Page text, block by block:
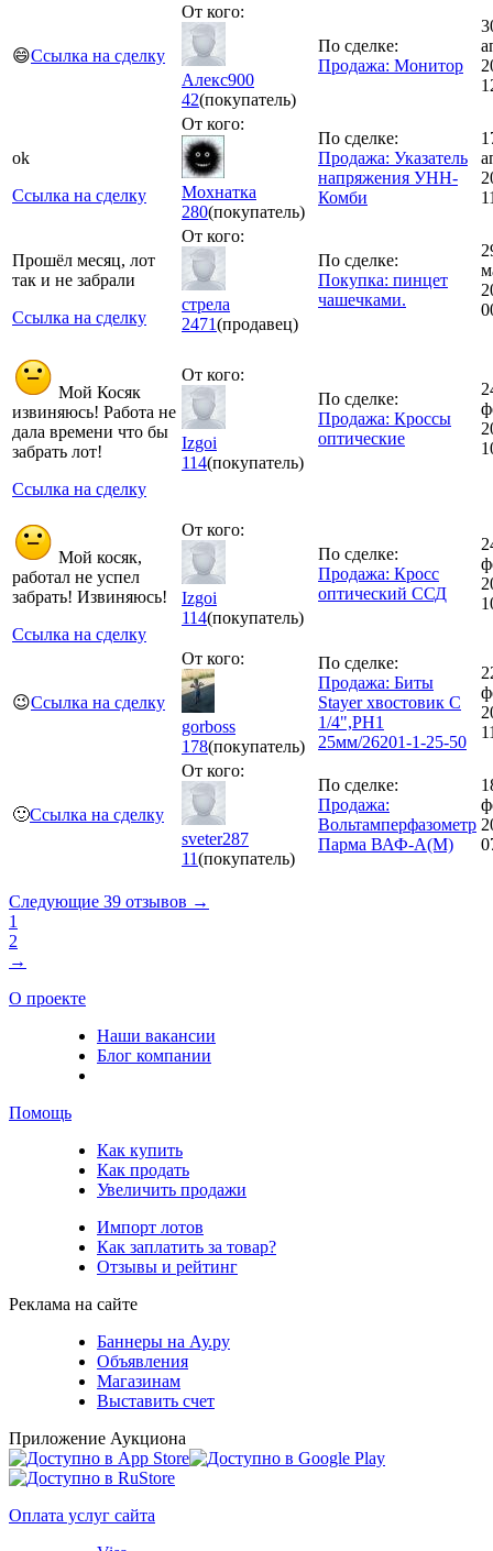
😄Ссылка на сделку
От кого:
Алекс900
42(покупатель)
По сделке:
Продажа: Монитор
ok
Ссылка на сделку
От кого:
Мохнатка
280(покупатель)
По сделке:
Продажа: Указатель
напряжения УНН-
Комби
Прошёл месяц, лот
так и не забрали
Ссылка на сделку
От кого:
стрела
2471(продавец)
По сделке:
Покупка: пинцет
чашечками.
Мой Косяк
извиняюсь! Работа не
дала времени что бы
забрать лот!
Ссылка на сделку
От кого:
Izgoi
114(покупатель)
По сделке:
Продажа: Кроссы
оптические
Мой косяк,
работал не успел
забрать! Извиняюсь!
Ссылка на сделку
От кого:
Izgoi
114(покупатель)
По сделке:
Продажа: Кросс
оптический ССД
😉Ссылка на сделку
От кого:
gorboss
178(покупатель)
По сделке:
Продажа: Биты
Stayer хвостовик C
1/4",PH1
25мм/26201-1-25-50
🙂Ссылка на сделку
От кого:
sveter287
11(покупатель)
По сделке:
Продажа:
Вольтамперфазометр
Парма ВАФ-А(М)
Следующие 39 отзывов →
1
2
→
О проекте
Наши вакансии
Блог компании
Помощь
Как купить
Как продать
Увеличить продажи
Импорт лотов
Как заплатить за товар?
Отзывы и рейтинг
Реклама на сайте
Баннеры на Ау.ру
Объявления
Магазинам
Выставить счет
Приложение Аукциона
Оплата услуг сайта